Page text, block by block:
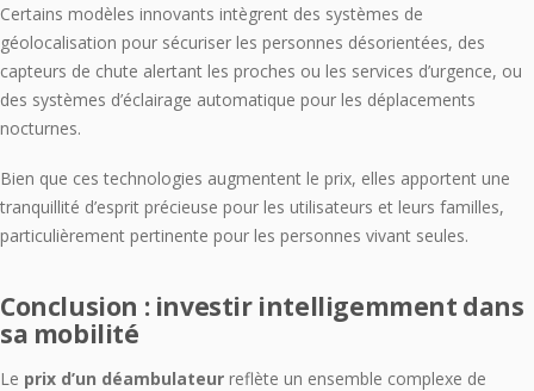
Certains modèles innovants intègrent des systèmes de
géolocalisation pour sécuriser les personnes désorientées, des
capteurs de chute alertant les proches ou les services d’urgence, ou
des systèmes d’éclairage automatique pour les déplacements
nocturnes.
Bien que ces technologies augmentent le prix, elles apportent une
tranquillité d’esprit précieuse pour les utilisateurs et leurs familles,
particulièrement pertinente pour les personnes vivant seules.
Conclusion : investir intelligemment dans
sa mobilité
Le prix d’un déambulateur reflète un ensemble complexe de